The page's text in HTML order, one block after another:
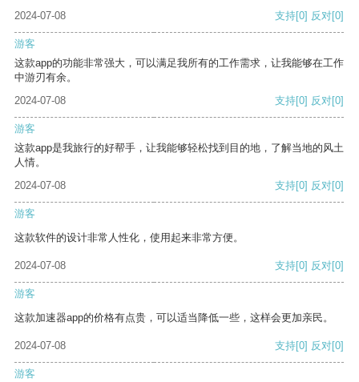
2024-07-08
支持[0] 反对[0]
游客
这款app的功能非常强大，可以满足我所有的工作需求，让我能够在工作
中游刃有余。
2024-07-08
支持[0] 反对[0]
游客
这款app是我旅行的好帮手，让我能够轻松找到目的地，了解当地的风土
人情。
2024-07-08
支持[0] 反对[0]
游客
这款软件的设计非常人性化，使用起来非常方便。
2024-07-08 支持[0] 反对[0]
游客
这款加速器app的价格有点贵，可以适当降低一些，这样会更加亲民。
2024-07-08 支持[0] 反对[0]
游客